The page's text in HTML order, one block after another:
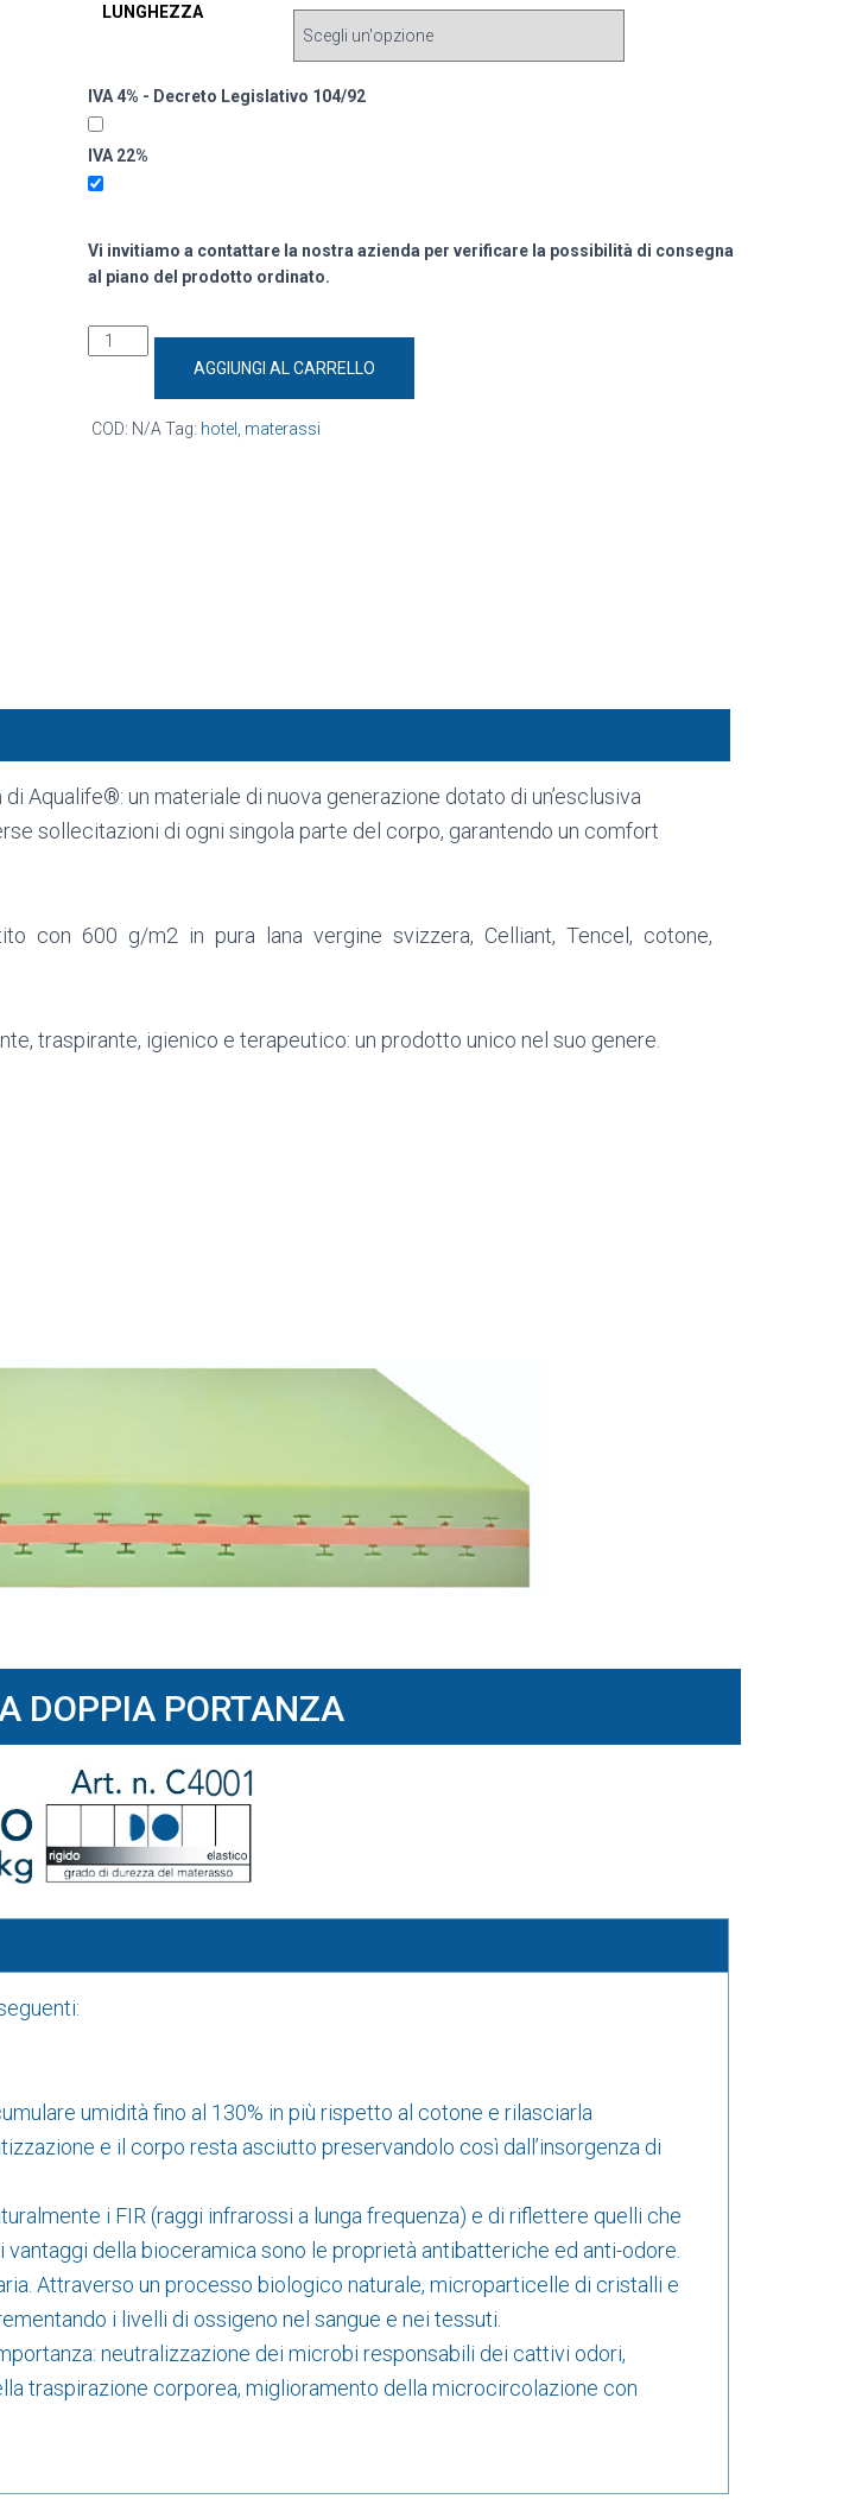
LUNGHEZZA
IVA 4% - Decreto Legislativo 104/92
IVA 22%
Vi invitiamo a contattare la nostra azienda per verificare la possibilità di consegna
al piano del prodotto ordinato.
AGGIUNGI AL CARRELLO
COD: N/ATag: hotel , materassi
Aqualife®: un materiale di nuova generazione dotato di un’esclusiva
sollecitazioni di ogni singola parte del corpo, garantendo un comfort
con 600 g/m2 in pura lana vergine svizzera, Celliant, Tencel, cotone,
traspirante, igienico e terapeutico: un prodotto unico nel suo genere.
DOPPIA PORTANZA
umidità fino al 130% in più rispetto al cotone e rilasciarla
e il corpo resta asciutto preservandolo così dall’insorgenza di
i FIR (raggi infrarossi a lunga frequenza) e di riflettere quelli che
della bioceramica sono le proprietà antibatteriche ed anti-odore.
Attraverso un processo biologico naturale, microparticelle di cristalli e
i livelli di ossigeno nel sangue e nei tessuti.
neutralizzazione dei microbi responsabili dei cattivi odori,
traspirazione corporea, miglioramento della microcircolazione con